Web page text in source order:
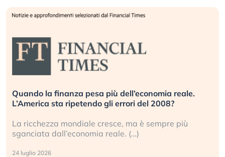
Quando la finanza pesa più dell’economia reale.
L’America sta ripetendo gli errori del 2008?
La ricchezza mondiale cresce, ma è sempre più
sganciata dall’economia reale. (…)
24 luglio 2026